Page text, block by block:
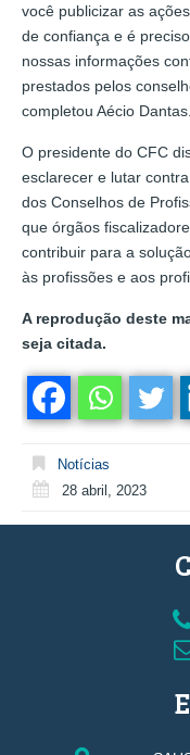
você publicizar as
de confiança e é
nossas informações
prestados pelos
completou Aécio Dantas.
O presidente do CFC
esclarecer e lutar
dos Conselhos de
que órgãos
contribuir para a
às profissões e aos
A reprodução deste
seja citada.
Notícias
28 abril, 2023